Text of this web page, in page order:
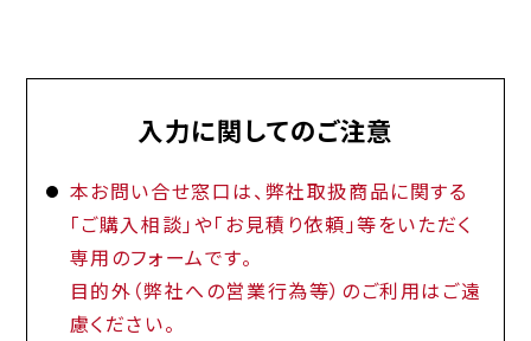
入力に関してのご注意
本お問い合せ窓口は、弊社取扱商品に関する
「ご購入相談」や「お見積り依頼」等をいただく
専用のフォームです。
目的外（弊社への営業行為等）のご利用はご遠
慮ください。